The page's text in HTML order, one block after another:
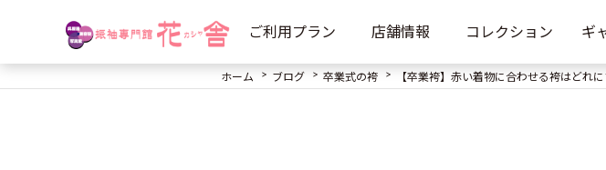
ご利用プラン 店舗情報 コレクション ギ
ホーム ブログ 卒業式の袴 【卒業袴】赤い着物に合わせる袴はどれ